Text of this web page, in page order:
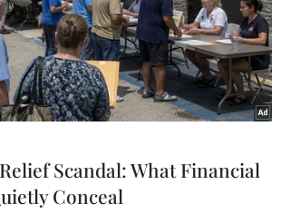
“tung” nhiều chương trình
hút khách hàng. Theo đó, các
công nghệ inverter tiết kiệm
hướng được khách hàng đặc
có công nghệ inverter tiết
trẻ con nhà anh được nghỉ
Scandal: What Financial
Conceal